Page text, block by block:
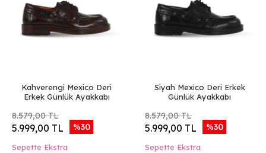
Kahverengi Mexico Deri
Erkek Günlük Ayakkabı
8.579,00 TL
5.999,00 TL %30
Sepette Ekstra
Siyah Mexico Deri Erkek
Günlük Ayakkabı
8.579,00 TL
5.999,00 TL %30
Sepette Ekstra